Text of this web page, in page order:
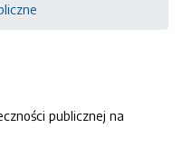
publicznej na